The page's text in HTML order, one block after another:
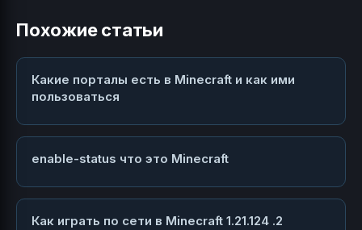
Похожие статьи
Какие порталы есть в Minecraft и как ими
пользоваться
enable-status что это Minecraft
Как играть по сети в Minecraft 1.21.124 .2